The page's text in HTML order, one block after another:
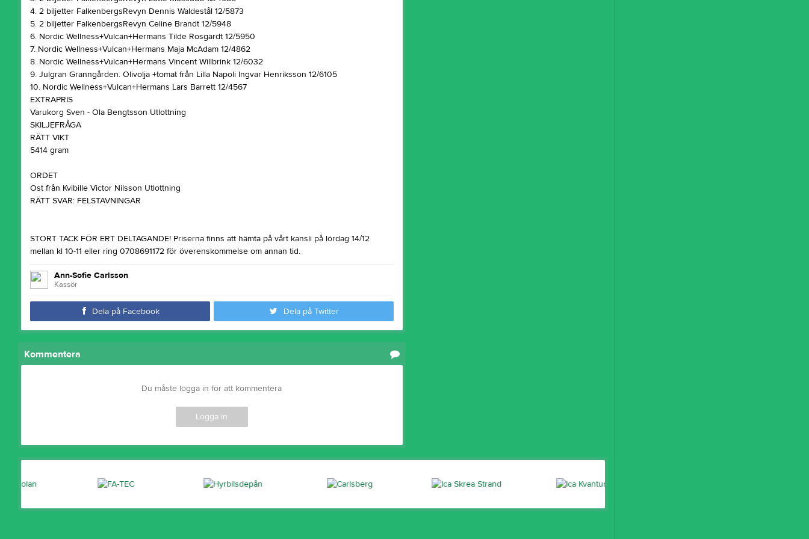
4. 2 biljetter FalkenbergsRevyn Dennis Waldestål 12/5873
5. 2 biljetter FalkenbergsRevyn Celine Brandt 12/5948
6. Nordic Wellness+Vulcan+Hermans Tilde Rosgardt 12/5950
7. Nordic Wellness+Vulcan+Hermans Maja McAdam 12/4862
8. Nordic Wellness+Vulcan+Hermans Vincent Willbrink 12/6032
9. Julgran Granngården. Olivolja +tomat från Lilla Napoli Ingvar Henriksson 12/6105
10. Nordic Wellness+Vulcan+Hermans Lars Barrett 12/4567
EXTRAPRIS
Varukorg Sven - Ola Bengtsson Utlottning
SKILJEFRÅGA
RÄTT VIKT
5414 gram
ORDET
Ost från Kvibille Victor Nilsson Utlottning
RÄTT SVAR: FELSTAVNINGAR
STORT TACK FÖR ERT DELTAGANDE! Priserna finns att hämta på vårt kansli på lördag 14/12
mellan kl 10-11 eller ring 0708691172 för överenskommelse om annan tid.
Ann-Sofie Carlsson
Kassör
Dela på Facebook Dela på Twitter
Kommentera
Du måste logga in för att kommentera
Logga in